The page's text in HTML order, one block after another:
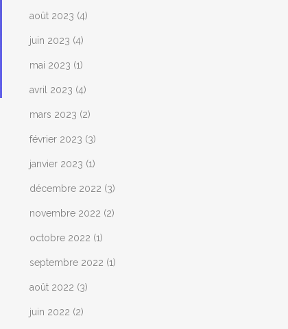
août 2023 (4)
juin 2023 (4)
mai 2023 (1)
avril 2023 (4)
mars 2023 (2)
février 2023 (3)
janvier 2023 (1)
décembre 2022 (3)
novembre 2022 (2)
octobre 2022 (1)
septembre 2022 (1)
août 2022 (3)
juin 2022 (2)